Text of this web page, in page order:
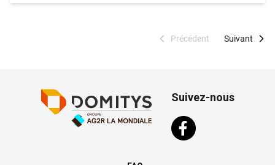
Précédent Suivant
Suivez-nous